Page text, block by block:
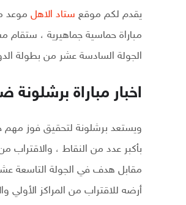
يقدم لكم موقع ستاد الاهل موعد
مباراة حماسية جماهيرية ،
الجولة السادسة عشر من بطولة الدوري
اخبار مباراة
ويستعد برشلونة لتحقيق فوز مهم
بأكبر عدد من النقاط ، والاقتراب
مقابل هدف في الجولة التاسعة
أرضه للاقتراب من المراكز